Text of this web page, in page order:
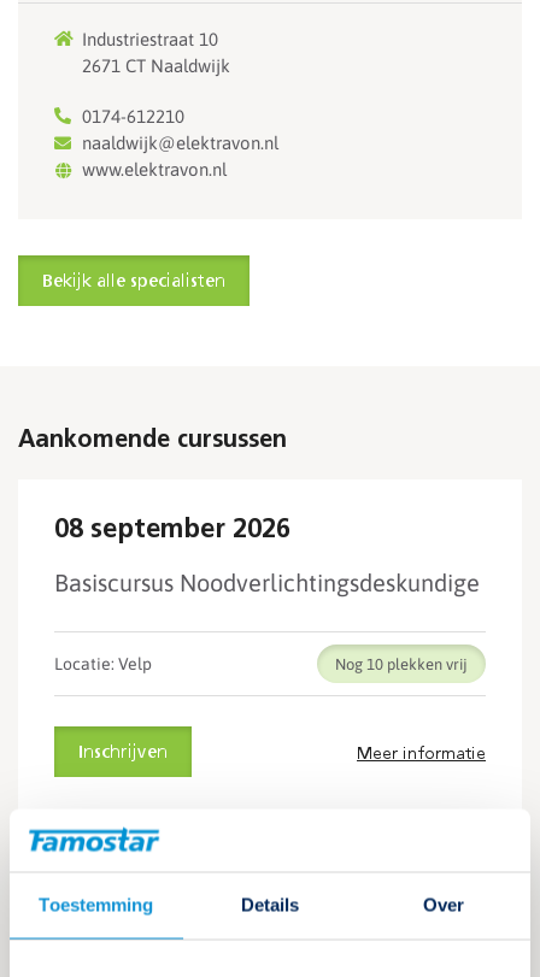
Toestemming Details Over
Industriestraat 10
2671 CT Naaldwijk
0174-612210
naaldwijk@elektravon.nl
www.elektravon.nl
Bekijk alle specialisten
Aankomende cursussen
08 september 2026
Basiscursus Noodverlichtingsdeskundige
Locatie: Velp Nog 10
Inschrijven Meer informatie
15 september 2026
Tweede dag: 22 september 2026